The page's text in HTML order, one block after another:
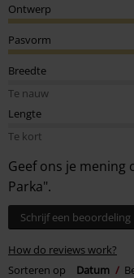
Ontwerp
Pasvorm
Breedte
Te nauw
Lengte
Te kort
Geef ons je mening
Parka".
Schrijf een beoordeling
How do reviews work?
Sorteren op
Datum